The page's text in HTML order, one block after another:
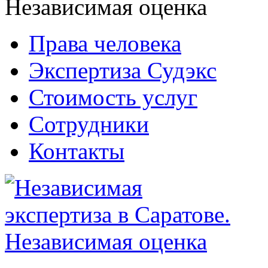
Права человека
Экспертиза Судэкс
Стоимость услуг
Сотрудники
Контакты